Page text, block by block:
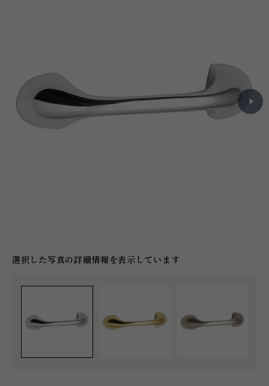
選択した写真の詳細情報を表示しています